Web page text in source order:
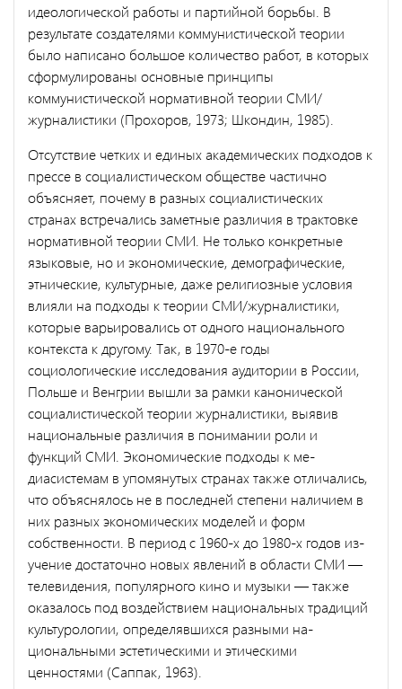
идеологической рабо­ты и партийной борьбы. В
результате создателями коммунистической теории
было написано большое количество работ, в которых
сформу­лированы основные принципы
коммунистической нормативной тео­рии СМИ/
журналистики (Прохоров, 1973; Шкондин, 1985).
Отсутствие четких и единых академических подходов к
прессе в социалистическом обществе частично
объясняет, почему в разных социалистических
странах встречались заметные различия в трактов­ке
нормативной теории СМИ. Не только конкретные
языковые, но и экономические, демографические,
этнические, культурные, даже ре­лигиозные условия
влияли на подходы к теории СМИ/журналисти­ки,
которые варьировались от одного национального
контекста к другому. Так, в 1970-е годы
социологические исследования аудитории в России,
Польше и Венгрии вышли за рамки канонической
социа­листической теории журналистики, выявив
национальные различия в понимании роли и
функций СМИ. Экономические подходы к ме­
диасистемам в упомянутых странах также отличались,
что объясня­лось не в последней степени наличием в
них разных экономических моделей и форм
собственности. В период с 1960-х до 1980-х годов из­
учение достаточно новых явлений в области СМИ —
телевидения, популярного кино и музыки — также
оказалось под воздействием на­циональных традиций
культурологии, определявшихся разными на­
циональными эстетическими и этическими
ценностями (Саппак, 1963).